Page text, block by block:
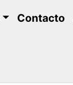
Contacto